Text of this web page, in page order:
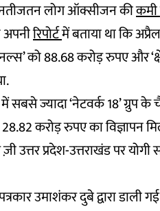
लोग ऑक्सीजन कीकमी
अपनीरिपोर्टमें बताया था कि
को 88.68 करोड़ रुपए और
ज्यादा ‘नेटवर्क 18’ ग्रुप
करोड़ रुपए का विज्ञापन
प्रदेश-उत्तराखंड पर
उमाशंकर दुबे द्वारा